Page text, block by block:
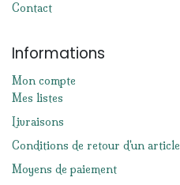
Contact
Informations
Mon compte
Mes listes
Livraisons
Conditions de retour d'un article
Moyens de paiement